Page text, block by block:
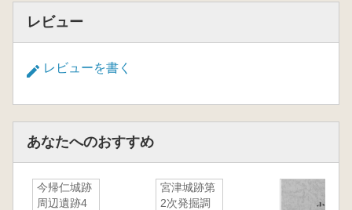
レビュー
レビューを書く
あなたへのおすすめ
今帰仁城跡
周辺遺跡4
宮津城跡第
2次発掘調